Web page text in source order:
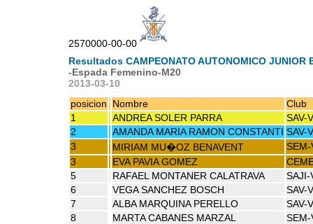
2570000-00-00
Resultados CAMPEONATO AUTONOMICO JUNIOR
-Espada Femenino-M20
2013-03-10
posicion
Nombre
Club
1
ANDREA SOLER PARRA
SAV-V
2
AMANDA MARIA RAMON CONSTANTI SAV-V
3
MIRIAM MU�OZ BENAVENT
SEM-
3
EVA PAVIA GOMEZ
5
RAFAEL MONTANER CALATRAVA
SAJI-
6
VEGA SANCHEZ BOSCH
SAV-V
7
ALBA MARQUINA PERELLO
SAV-V
8
MARTA CABANES MARZAL
SEM-